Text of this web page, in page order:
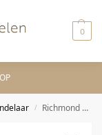
0
/ Richmond – Kandelaar Evola bronze L